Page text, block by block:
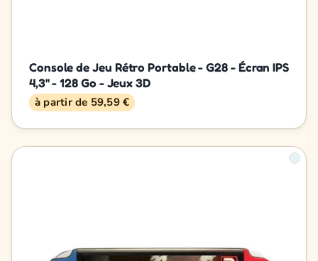
Console de Jeu Rétro Portable - G28 - Écran IPS
4,3'' - 128 Go - Jeux 3D
à partir de 59,59 €